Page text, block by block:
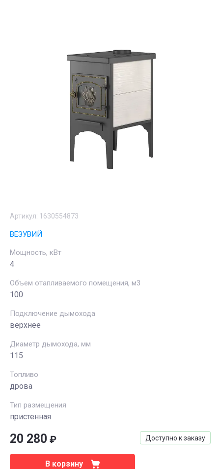
Артикул: 1630554873
ВЕЗУВИЙ
Мощность, кВт
4
Объем отапливаемого помещения, м3
100
Подключение дымохода
верхнее
Диаметр дымохода, мм
115
Топливо
дрова
Тип размещения
пристенная
Доступно к заказу
20 280 ₽
В корзину